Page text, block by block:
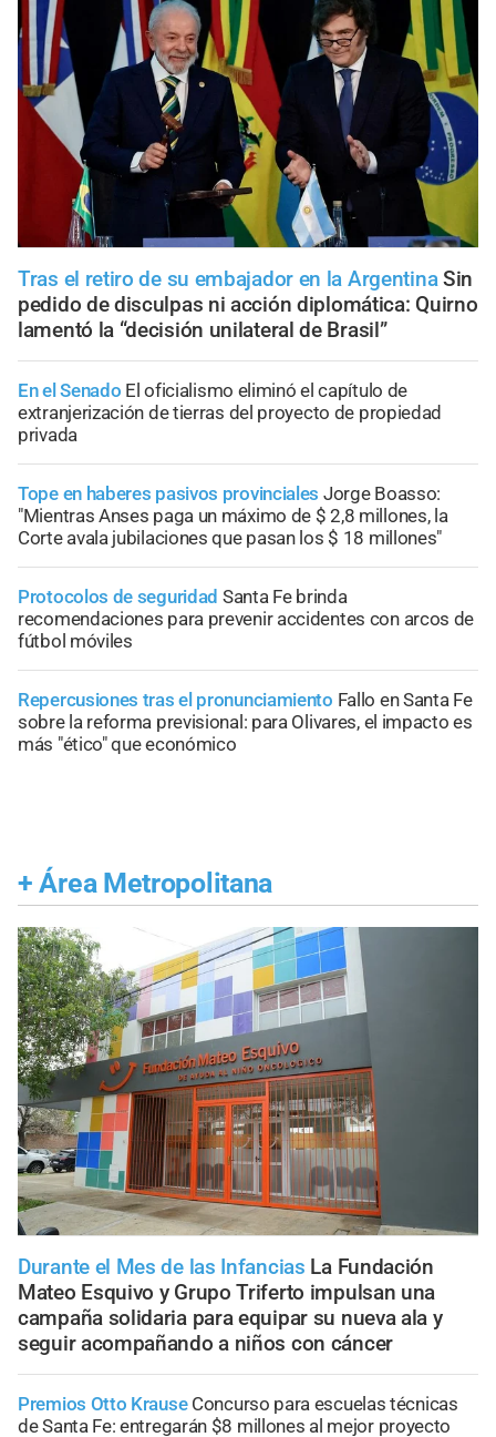
Tras el retiro de su embajador en la Argentina Sin
pedido de disculpas ni acción diplomática: Quirno
lamentó la “decisión unilateral de Brasil”
En el Senado El oficialismo eliminó el capítulo de
extranjerización de tierras del proyecto de propiedad
privada
Tope en haberes pasivos provinciales Jorge Boasso:
"Mientras Anses paga un máximo de $ 2,8 millones, la
Corte avala jubilaciones que pasan los $ 18 millones"
Protocolos de seguridad Santa Fe brinda
recomendaciones para prevenir accidentes con arcos de
fútbol móviles
Repercusiones tras el pronunciamiento Fallo en Santa Fe
sobre la reforma previsional: para Olivares, el impacto es
más "ético" que económico
+ Área Metropolitana
Durante el Mes de las Infancias La Fundación
Mateo Esquivo y Grupo Triferto impulsan una
campaña solidaria para equipar su nueva ala y
seguir acompañando a niños con cáncer
Premios Otto Krause Concurso para escuelas técnicas
de Santa Fe: entregarán $8 millones al mejor proyecto